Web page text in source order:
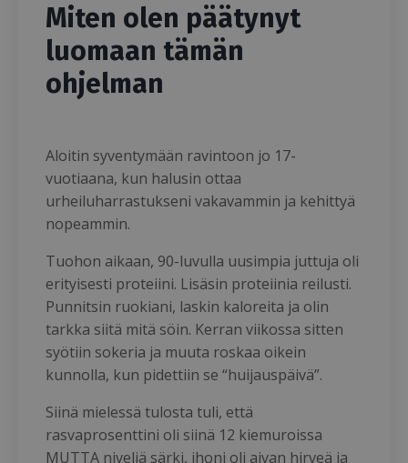
Miten olen päätynyt
luomaan tämän
ohjelman
Aloitin syventymään ravintoon jo 17-
vuotiaana, kun halusin ottaa
urheiluharrastukseni vakavammin ja kehittyä
nopeammin.
Tuohon aikaan, 90-luvulla uusimpia juttuja oli
erityisesti proteiini. Lisäsin proteiinia reilusti.
Punnitsin ruokiani, laskin kaloreita ja olin
tarkka siitä mitä söin. Kerran viikossa sitten
syötiin sokeria ja muuta roskaa oikein
kunnolla, kun pidettiin se “huijauspäivä”.
Siinä mielessä tulosta tuli, että
rasvaprosenttini oli siinä 12 kiemuroissa
MUTTA niveliä särki, ihoni oli aivan hirveä ja